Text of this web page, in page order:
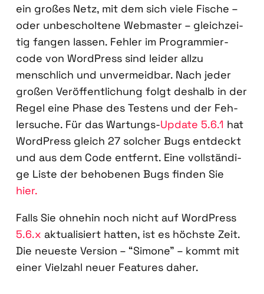
ein gro­ßes Netz, mit dem sich vie­le Fische –
oder unbe­schol­te­ne Web­mas­ter – gleich­zei­
tig fan­gen las­sen. Feh­ler im Pro­gram­mier­
code von Word­Press sind lei­der all­zu
mensch­lich und unver­meid­bar. Nach jeder
gro­ßen Ver­öf­fent­li­chung folgt des­halb in der
Regel eine Pha­se des Tes­tens und der Feh­
ler­su­che. Für das War­tungs-Update 5.6.1 hat
Word­Press gleich 27 sol­cher Bugs ent­deckt
und aus dem Code ent­fernt. Eine voll­stän­di­
ge Lis­te der beho­be­nen Bugs fin­den Sie
hier.
Falls Sie ohne­hin noch nicht auf Word­Press
5.6.x aktua­li­siert hat­ten, ist es höchs­te Zeit.
Die neu­es­te Ver­si­on – “Simo­ne” – kommt mit
einer Viel­zahl neu­er Fea­tures daher.